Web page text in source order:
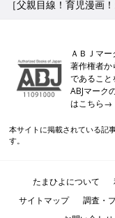
［父親目線！育児漫画
ＡＢＪマー
著作権者か
であること
ABJマーク
はこち
本サイトに掲載されている記
す。
たまひよについて
サイトマップ
調査・